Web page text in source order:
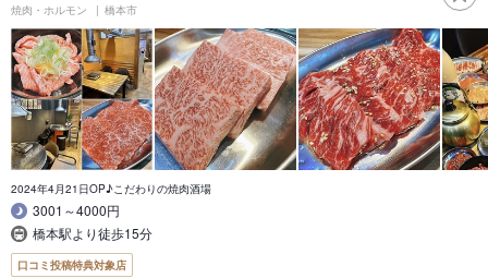
焼肉・ホルモン 橋本市
2024年4月21日OP♪こだわりの焼肉酒場
3001～4000円
橋本駅より徒歩15分
口コミ投稿特典対象店